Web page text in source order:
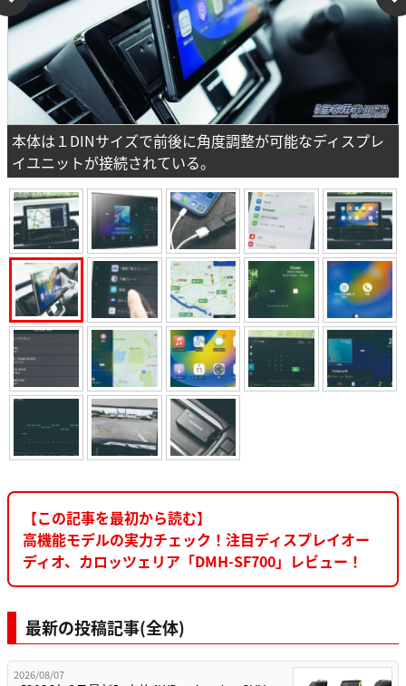
本体は１DINサイズで前後に角度調整が可能なディスプレ
イユニットが接続されている。
【この記事を最初から読む】
高機能モデルの実力チェック！注目ディスプレイオー
ディオ、カロッツェリア「DMH-SF700」レビュー！
最新の投稿記事(全体)
2026/08/07